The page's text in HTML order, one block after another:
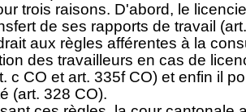
trois raisons. D'abord, le
de ses rapports de travail (
aux règles afférentes à la
des travailleurs en cas de
. c CO et art. 335f CO) et enfin il
(art. 328 CO).